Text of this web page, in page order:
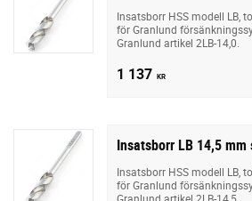
Insatsborr HSS modell LB,
för Granlund
Granlund artikel 2LB-14,0.
1 137 KR
Insatsborr LB 14,5
Insatsborr HSS modell LB,
för Granlund
Granlund artikel 2LB-14,5.